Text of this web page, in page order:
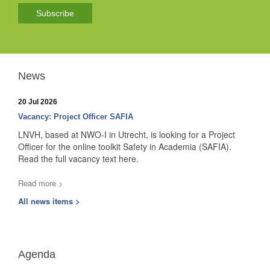
Subscribe
News
20 Jul 2026
Vacancy: Project Officer SAFIA
LNVH, based at NWO-I in Utrecht, is looking for a Project
Officer for the online toolkit Safety in Academia (SAFIA).
Read the full vacancy text here.
Read more >
All news items >
Agenda